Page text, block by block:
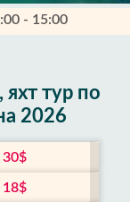
- 15:00
тур по
2026
30$
18$